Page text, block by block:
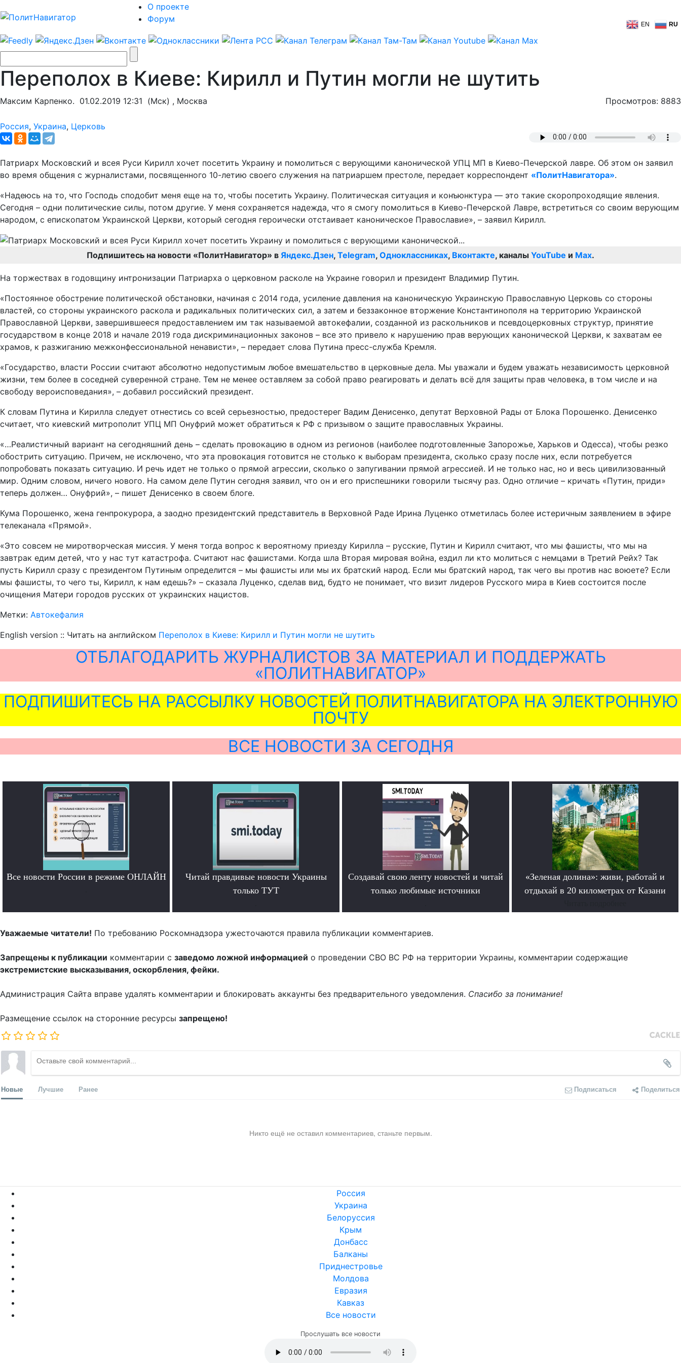
О проекте
Форум
EN RU
Переполох в Киеве: Кирилл и Путин могли не шутить
Максим Карпенко. 01.02.2019 12:31 (Мск) , Москва Просмотров: 8883
Россия, Украина, Церковь
Патриарх Московский и всея Руси Кирилл хочет посетить Украину и помолиться с верующими канонической УПЦ МП в Киево-Печерской лавре. Об этом он заявил
во время общения с журналистами, посвященного 10-летию своего служения на патриаршем престоле, передает корреспондент «ПолитНавигатора».
«Надеюсь на то, что Господь сподобит меня еще на то, чтобы посетить Украину. Политическая ситуация и конъюнктура — это такие скоропроходящие явления.
Сегодня – одни политические силы, потом другие. У меня сохраняется надежда, что я смогу помолиться в Киево-Печерской Лавре, встретиться со своим верующим
народом, с епископатом Украинской Церкви, который сегодня героически отстаивает каноническое Православие», – заявил Кирилл.
Подпишитесь на новости «ПолитНавигатор» в Яндекс.Дзен, Telegram, Одноклассниках, Вконтакте, каналы YouTube и Max.
На торжествах в годовщину интронизации Патриарха о церковном расколе на Украине говорил и президент Владимир Путин.
«Постоянное обострение политической обстановки, начиная с 2014 года, усиление давления на каноническую Украинскую Православную Церковь со стороны
властей, со стороны украинского раскола и радикальных политических сил, а затем и беззаконное вторжение Константинополя на территорию Украинской
Православной Церкви, завершившееся предоставлением им так называемой автокефалии, созданной из раскольников и псевдоцерковных структур, принятие
государством в конце 2018 и начале 2019 года дискриминационных законов – все это привело к нарушению прав верующих канонической Церкви, к захватам ее
храмов, к разжиганию межконфессиональной ненависти», – передает слова Путина пресс-служба Кремля.
«Государство, власти России считают абсолютно недопустимым любое вмешательство в церковные дела. Мы уважали и будем уважать независимость церковной
жизни, тем более в соседней суверенной стране. Тем не менее оставляем за собой право реагировать и делать всё для защиты прав человека, в том числе и на
свободу вероисповедания», – добавил российский президент.
К словам Путина и Кирилла следует отнестись со всей серьезностью, предостерег Вадим Денисенко, депутат Верховной Рады от Блока Порошенко. Денисенко
считает, что киевский митрополит УПЦ МП Онуфрий может обратиться к РФ с призывом о защите православных Украины.
«…Реалистичный вариант на сегодняшний день – сделать провокацию в одном из регионов (наиболее подготовленные Запорожье, Харьков и Одесса), чтобы резко
обострить ситуацию. Причем, не исключено, что эта провокация готовится не столько к выборам президента, сколько сразу после них, если потребуется
попробовать показать ситуацию. И речь идет не только о прямой агрессии, сколько о запугивании прямой агрессией. И не только нас, но и весь цивилизованный
мир. Одним словом, ничего нового. На самом деле Путин сегодня заявил, что он и его приспешники говорили тысячу раз. Одно отличие – кричать «Путин, приди»
теперь должен… Онуфрий», – пишет Денисенко в своем блоге.
Кума Порошенко, жена генпрокурора, а заодно президентский представитель в Верховной Раде Ирина Луценко отметилась более истеричным заявлением в эфире
телеканала «Прямой».
«Это совсем не миротворческая миссия. У меня тогда вопрос к вероятному приезду Кирилла – русские, Путин и Кирилл считают, что мы фашисты, что мы на
завтрак едим детей, что у нас тут катастрофа. Считают нас фашистами. Когда шла Вторая мировая война, ездил ли кто молиться с немцами в Третий Рейх? Так
пусть Кирилл сразу с президентом Путиным определится – мы фашисты или мы их братский народ. Если мы братский народ, так чего вы против нас воюете? Если
мы фашисты, то чего ты, Кирилл, к нам едешь?» – сказала Луценко, сделав вид, будто не понимает, что визит лидеров Русского мира в Киев состоится после
очищения Матери городов русских от украинских нацистов.
Метки: Автокефалия
English version :: Читать на английском Переполох в Киеве: Кирилл и Путин могли не шутить
ОТБЛАГОДАРИТЬ ЖУРНАЛИСТОВ ЗА МАТЕРИАЛ И ПОДДЕРЖАТЬ
«ПОЛИТНАВИГАТОР»
ПОДПИШИТЕСЬ НА РАССЫЛКУ НОВОСТЕЙ ПОЛИТНАВИГАТОРА НА ЭЛЕКТРОННУЮ
ПОЧТУ
ВСЕ НОВОСТИ ЗА СЕГОДНЯ
Все новости России в режиме ОНЛАЙН
Читай правдивые новости Украины
только ТУТ
Создавай свою ленту новостей и читай
только любимые источники
«Зеленая долина»: живи, работай и
отдыхай в 20 километрах от Казани
Уважаемые читатели! По требованию Роскомнадзора ужесточаются правила публикации комментариев.
Запрещены к публикации комментарии с заведомо ложной информацией о проведении СВО ВС РФ на территории Украины, комментарии содержащие
экстремистские высказывания, оскорбления, фейки.
Администрация Сайта вправе удалять комментарии и блокировать аккаунты без предварительного уведомления. Спасибо за понимание!
Размещение ссылок на сторонние ресурсы запрещено!
Новые Лучшие Ранее Подписаться Поделиться
Никто ещё не оставил комментариев, станьте первым.
Россия
Украина
Белоруссия
Крым
Донбасс
Балканы
Приднестровье
Молдова
Евразия
Кавказ
Все новости
Прослушать все новости